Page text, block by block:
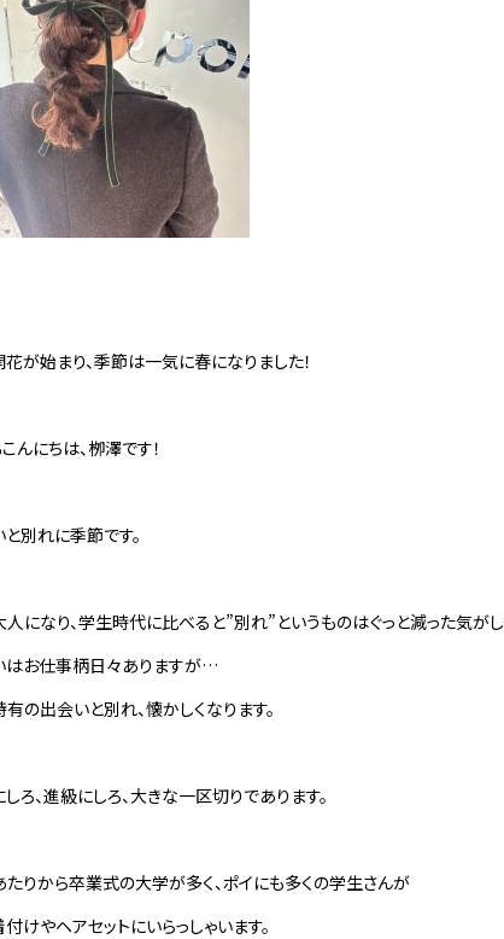
が始まり、季節は一気に春になりました！
んにちは、栁澤です！
別れに季節です。
になり、学生時代に比べると”別れ”というものはぐっと減った気がし
はお仕事柄日々ありますが…
の出会いと別れ、懐かしくなります。
ろ、進級にしろ、大きな一区切りであります。
りから卒業式の大学が多く、ポイにも多くの学生さんが
けやヘアセットにいらっしゃいます。